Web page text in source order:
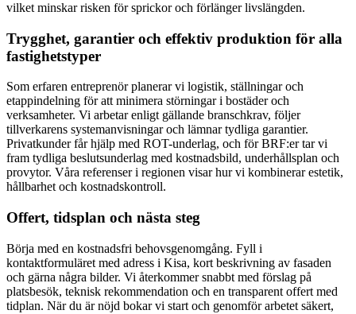
vilket minskar risken för sprickor och förlänger livslängden.
Trygghet, garantier och effektiv produktion för alla
fastighetstyper
Som erfaren entreprenör planerar vi logistik, ställningar och
etappindelning för att minimera störningar i bostäder och
verksamheter. Vi arbetar enligt gällande branschkrav, följer
tillverkarens systemanvisningar och lämnar tydliga garantier.
Privatkunder får hjälp med ROT-underlag, och för BRF:er tar vi
fram tydliga beslutsunderlag med kostnadsbild, underhållsplan och
provytor. Våra referenser i regionen visar hur vi kombinerar estetik,
hållbarhet och kostnadskontroll.
Offert, tidsplan och nästa steg
Börja med en kostnadsfri behovsgenomgång. Fyll i
kontaktformuläret med adress i Kisa, kort beskrivning av fasaden
och gärna några bilder. Vi återkommer snabbt med förslag på
platsbesök, teknisk rekommendation och en transparent offert med
tidplan. När du är nöjd bokar vi start och genomför arbetet säkert,